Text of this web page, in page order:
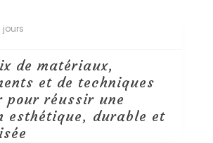
jours
de matériaux,
et de techniques
réussir une
esthétique, durable et